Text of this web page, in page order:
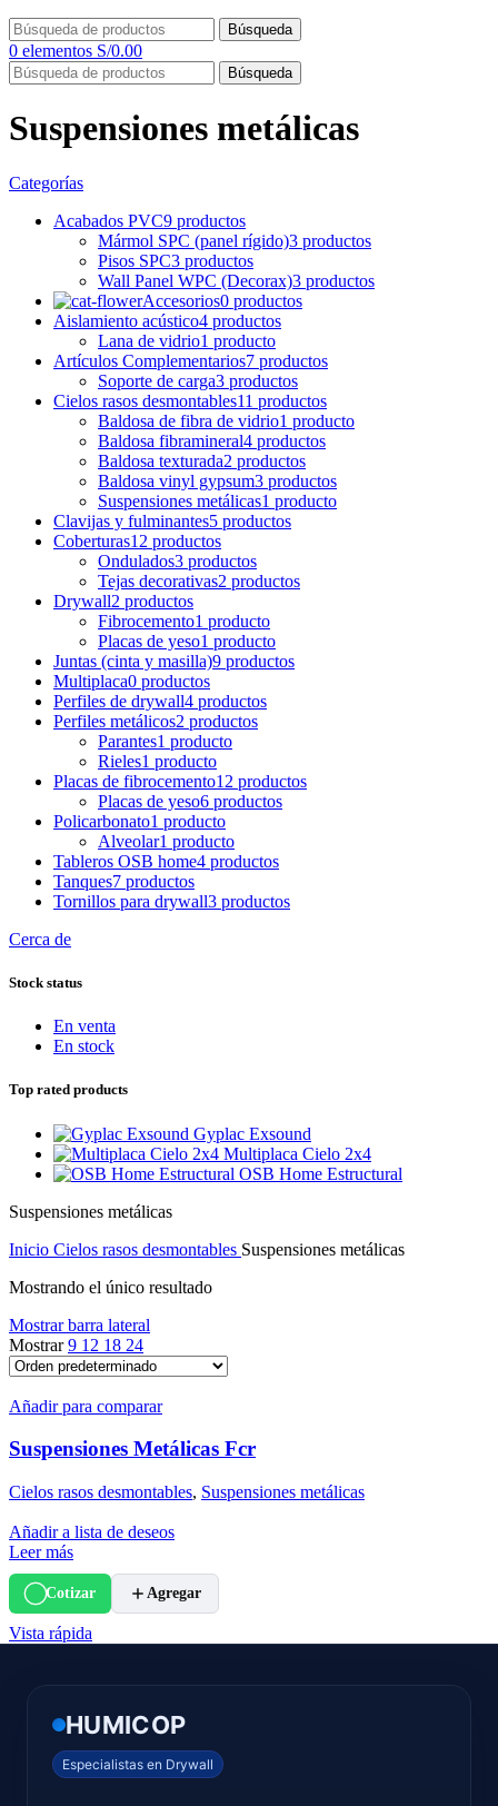
Búsqueda
0 elementos S/0.00
Búsqueda
Suspensiones metálicas
Categorías
Acabados PVC9 productos
Mármol SPC (panel rígido)3 productos
Pisos SPC3 productos
Wall Panel WPC (Decorax)3 productos
Accesorios0 productos
Aislamiento acústico4 productos
Lana de vidrio1 producto
Artículos Complementarios7 productos
Soporte de carga3 productos
Cielos rasos desmontables11 productos
Baldosa de fibra de vidrio1 producto
Baldosa fibramineral4 productos
Baldosa texturada2 productos
Baldosa vinyl gypsum3 productos
Suspensiones metálicas1 producto
Clavijas y fulminantes5 productos
Coberturas12 productos
Ondulados3 productos
Tejas decorativas2 productos
Drywall2 productos
Fibrocemento1 producto
Placas de yeso1 producto
Juntas (cinta y masilla)9 productos
Multiplaca0 productos
Perfiles de drywall4 productos
Perfiles metálicos2 productos
Parantes1 producto
Rieles1 producto
Placas de fibrocemento12 productos
Placas de yeso6 productos
Policarbonato1 producto
Alveolar1 producto
Tableros OSB home4 productos
Tanques7 productos
Tornillos para drywall3 productos
Cerca de
Stock status
En venta
En stock
Top rated products
Gyplac Exsound
Multiplaca Cielo 2x4
OSB Home Estructural
Suspensiones metálicas
Inicio Cielos rasos desmontables Suspensiones metálicas
Mostrando el único resultado
Mostrar barra lateral
Mostrar9 12 18 24
Añadir para comparar
Suspensiones Metálicas Fcr
Cielos rasos desmontables, Suspensiones metálicas
Añadir a lista de deseos
Leer más
Cotizar Agregar
Vista rápida
HUMICOP
Especialistas en Drywall